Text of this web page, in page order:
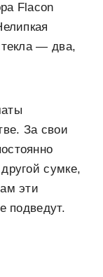
Flacon
— два,
За свои
сумке,
эти
подведут.